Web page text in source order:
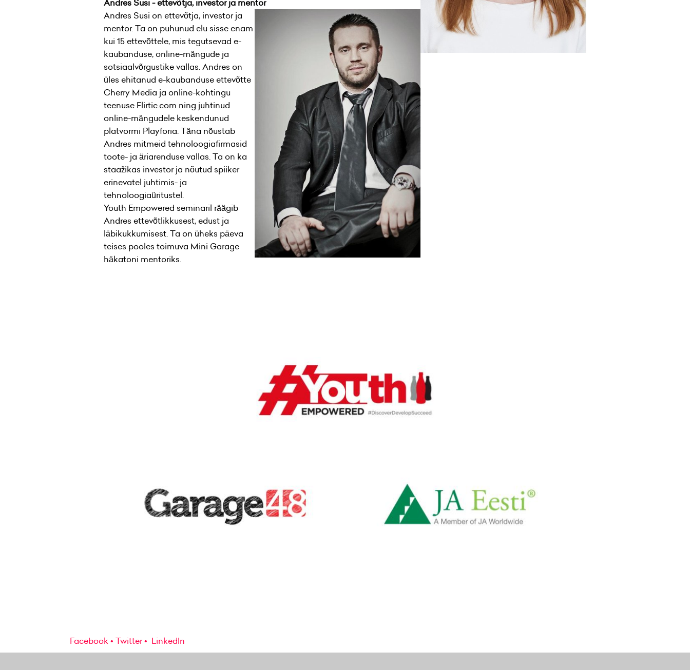
Andres Susi - ettevõtja, investor ja mentor
Andres Susi on ettevõtja, investor ja
mentor. Ta on puhunud elu sisse enam
kui 15 ettevõttele, mis tegutsevad e-
kaubanduse, online-mängude ja
sotsiaalvõrgustike vallas. Andres on
üles ehitanud e-kaubanduse ettevõtte
Cherry Media ja online-kohtingu
teenuse Flirtic.com ning juhtinud
online-mängudele keskendunud
platvormi Playforia. Täna nõustab
Andres mitmeid tehnoloogiafirmasid
toote- ja äriarenduse vallas. Ta on ka
staažikas investor ja nõutud spiiker
erinevatel juhtimis- ja
tehnoloogiaüritustel.
Youth Empowered seminaril räägib
Andres ettevõtlikkusest, edust ja
läbikukkumisest. Ta on üheks päeva
teises pooles toimuva Mini Garage
häkatoni mentoriks.
Facebook Twitter LinkedIn